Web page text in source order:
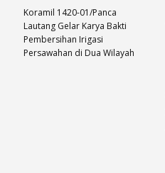
Koramil 1420-01/Panca
Lautang Gelar Karya Bakti
Pembersihan Irigasi
Persawahan di Dua Wilayah